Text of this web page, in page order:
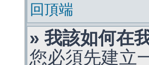
回頂端
» 我該如何在
您必須先建立